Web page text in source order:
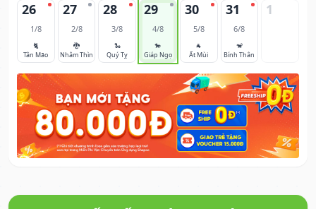
26
1/8
🐈
Tân Mão
27
2/8
🐉
Nhâm Thìn
28
3/8
🐍
Quý Tỵ
29
4/8
🐎
Giáp Ngọ
30
5/8
🐐
Ất Mùi
31
6/8
🐒
Bính Thân
1